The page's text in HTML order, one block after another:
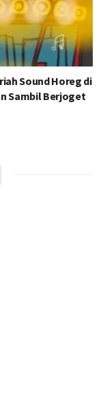
Sound Horeg di
Sambil Berjoget